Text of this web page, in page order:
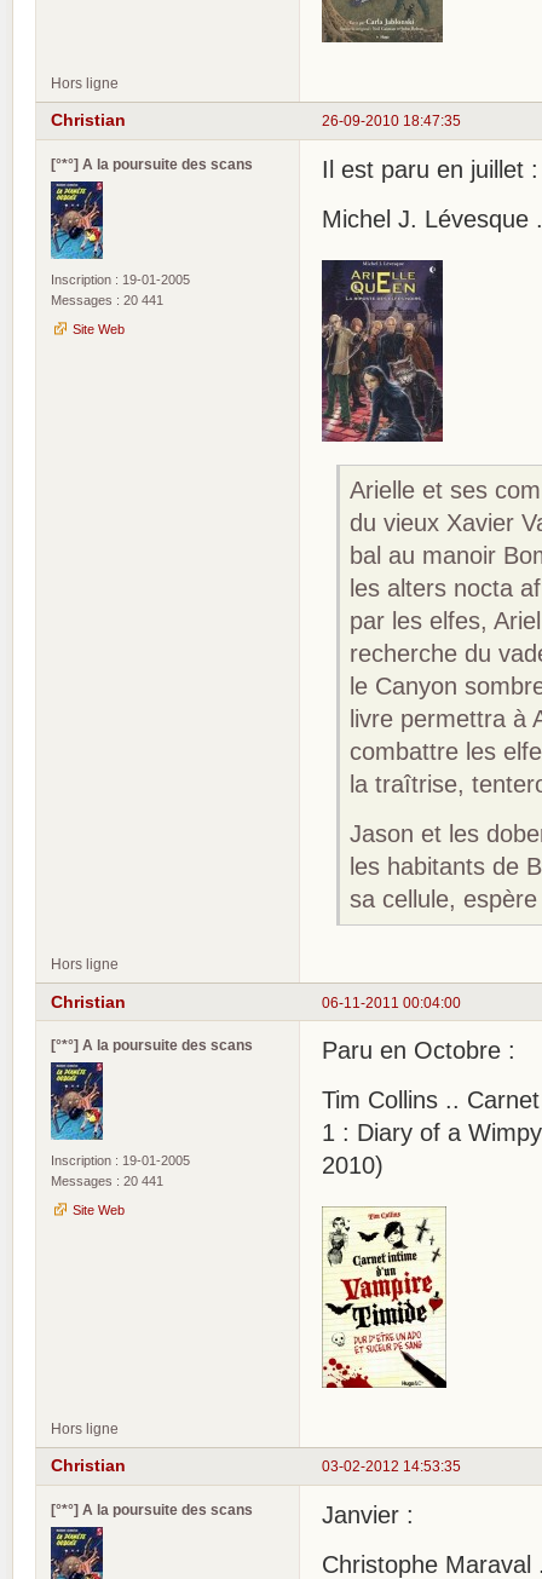
Hors ligne
26-09-2010 18:47:35
Christian
[°*°] A la poursuite des scans
Inscription : 19-01-2005
Messages : 20 441
Site Web
Il est paru en juillet :
Michel J. Lévesque
Arielle et ses
du vieux Xavier
bal au manoir
les alters nocta
par les elfes,
recherche du
le Canyon
livre permettra à
combattre les
la traîtrise,
Jason et les
les habitants de
sa cellule,
Hors ligne
06-11-2011 00:04:00
Christian
[°*°] A la poursuite des scans
Inscription : 19-01-2005
Messages : 20 441
Site Web
Paru en Octobre :
Tim Collins ..
1 : Diary of a
2010)
Hors ligne
03-02-2012 14:53:35
Christian
[°*°] A la poursuite des scans
Janvier :
Christophe Maraval